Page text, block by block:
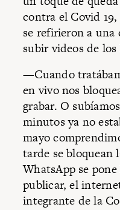
contra el Covid
se refirieron a una
subir videos de los
—Cuando
en vivo nos
grabar. O
minutos ya no
mayo
tarde se bloquean
WhatsApp se
publicar, el
integrante de la